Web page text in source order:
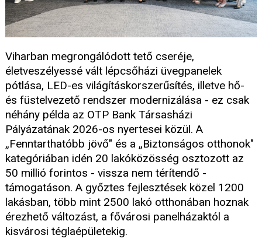
Viharban megrongálódott tető cseréje,
életveszélyessé vált lépcsőházi üvegpanelek
pótlása, LED-es világításkorszerűsítés, illetve hő-
és füstelvezető rendszer modernizálása - ez csak
néhány példa az OTP Bank Társasházi
Pályázatának 2026-os nyertesei közül. A
„Fenntarthatóbb jövő" és a „Biztonságos otthonok"
kategóriában idén 20 lakóközösség osztozott az
50 millió forintos - vissza nem térítendő -
támogatáson. A győztes fejlesztések közel 1200
lakásban, több mint 2500 lakó otthonában hoznak
érezhető változást, a fővárosi panelházaktól a
kisvárosi téglaépületekig.